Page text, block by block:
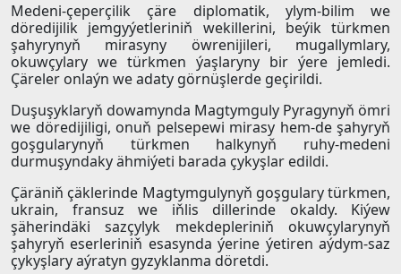
Medeni-çeperçilik çäre diplomatik, ylym-bilim we
döredijilik jemgyýetleriniň wekillerini, beýik türkmen
şahyrynyň mirasyny öwrenijileri, mugallymlary,
okuwçylary we türkmen ýaşlaryny bir ýere jemledi.
Çäreler onlaýn we adaty görnüşlerde geçirildi.
Duşuşyklaryň dowamynda Magtymguly Pyragynyň ömri
we döredijiligi, onuň pelsepewi mirasy hem-de şahyryň
goşgularynyň türkmen halkynyň ruhy-medeni
durmuşyndaky ähmiýeti barada çykyşlar edildi.
Çäräniň çäklerinde Magtymgulynyň goşgulary türkmen,
ukrain, fransuz we iňlis dillerinde okaldy. Kiýew
şäherindäki sazçylyk mekdepleriniň okuwçylarynyň
şahyryň eserleriniň esasynda ýerine ýetiren aýdym-saz
çykyşlary aýratyn gyzyklanma döretdi.